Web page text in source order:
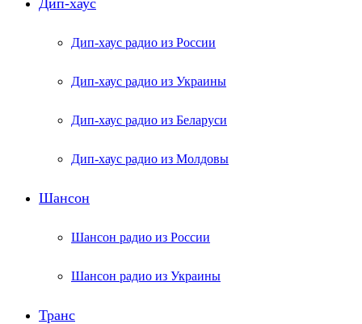
Дип-хаус
Дип-хаус радио из России
Дип-хаус радио из Украины
Дип-хаус радио из Беларуси
Дип-хаус радио из Молдовы
Шансон
Шансон радио из России
Шансон радио из Украины
Транс